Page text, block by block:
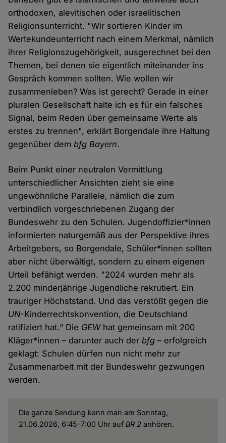
orthodoxen, alevitischen oder israelitischen
Religionsunterricht. "Wir sortieren Kinder im
Wertekundeunterricht nach einem Merkmal, nämlich
ihrer Religionszugehörigkeit, ausgerechnet bei den
Themen, bei denen sie eigentlich miteinander ins
Gespräch kommen sollten. Wie wollen wir
zusammenleben? Was ist gerecht? Gerade in einer
pluralen Gesellschaft halte ich es für ein falsches
Signal, beim Reden über gemeinsame Werte als
erstes zu trennen", erklärt Borgendale ihre Haltung
gegenüber dembfg Bayern.
Beim Punkt einer neutralen Vermittlung
unterschiedlicher Ansichten zieht sie eine
ungewöhnliche Parallele, nämlich die zum
verbindlich vorgeschriebenen Zugang der
Bundeswehr zu den Schulen. Jugendoffizier*innen
informierten naturgemäß aus der Perspektive ihres
Arbeitgebers, so Borgendale, Schüler*innen sollten
aber nicht überwältigt, sondern zu einem eigenen
Urteil befähigt werden. "2024 wurden mehr als
2.200 minderjährige Jugendliche rekrutiert. Ein
trauriger Höchststand. Und das verstößt gegen die
UN-Kinderrechtskonvention, die Deutschland
ratifiziert hat.“ Die GEWhat gemeinsam mit 200
Kläger*innen – darunter auch derbfg – erfolgreich
geklagt: Schulen dürfen nun nicht mehr zur
Zusammenarbeit mit der Bundeswehr gezwungen
werden.
Die ganze Sendung kann man am Sonntag,
21.06.2026, 6:45-7:00 Uhr auf BR 2 anhören.